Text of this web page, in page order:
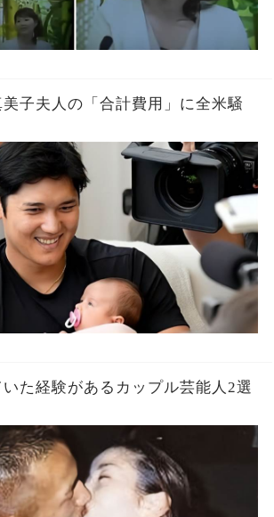
子夫人の「合計費用」に全米騒
た経験があるカップル芸能人2選